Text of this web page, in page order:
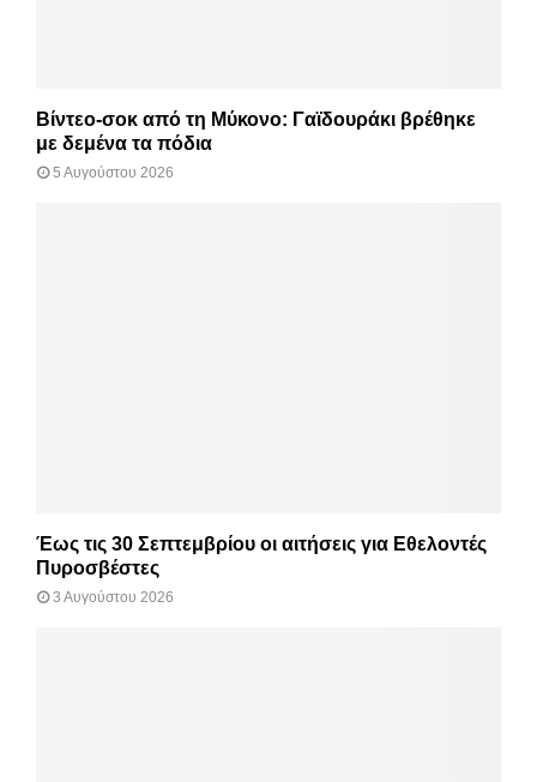
Βίντεο-σοκ από τη Μύκονο: Γαϊδουράκι βρέθηκε
με δεμένα τα πόδια
5 Αυγούστου 2026
Έως τις 30 Σεπτεμβρίου οι αιτήσεις για Εθελοντές
Πυροσβέστες
3 Αυγούστου 2026